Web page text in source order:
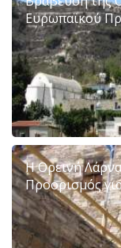
Ευρωπαϊκού
Η Ορεινή
Προορισμός